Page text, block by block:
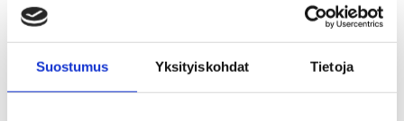
Suostumus Yksityiskohdat Tietoja
Se rutten på kartan